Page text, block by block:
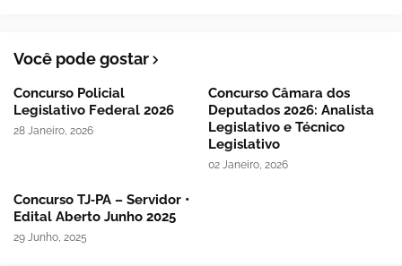
Você pode gostar
Concurso Policial
Legislativo Federal 2026
28 Janeiro, 2026
Concurso Câmara dos
Deputados 2026: Analista
Legislativo e Técnico
Legislativo
02 Janeiro, 2026
Concurso TJ‑PA – Servidor •
Edital Aberto Junho 2025
29 Junho, 2025